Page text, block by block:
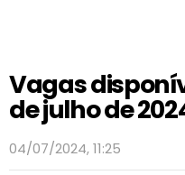
Vagas
de julho de
04/07/2024, 11:25